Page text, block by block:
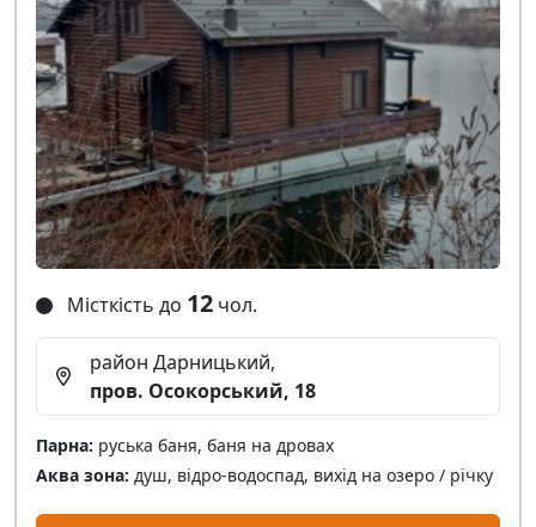
Місткість до 12 чол.
район Дарницький,
пров. Осокорський, 18
Парна: руська баня, баня на дровах
Аква зона: душ, відро-водоспад, вихід на озеро / річку